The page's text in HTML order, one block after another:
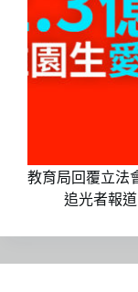
教育局回覆立法
追光者報道